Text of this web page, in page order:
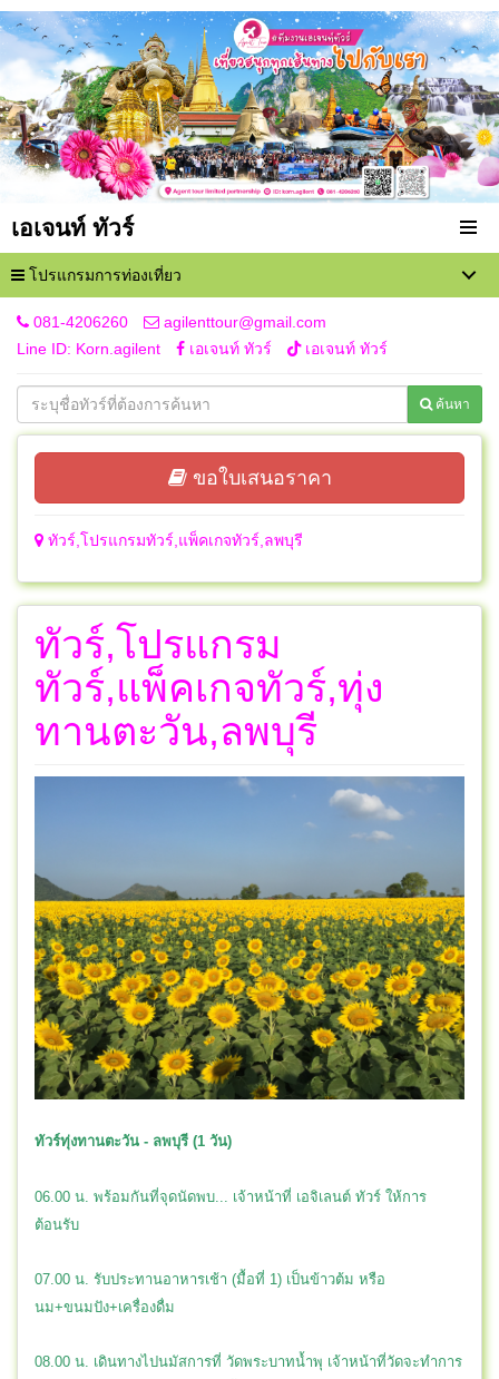
เอเจนท์ ทัวร์
โปรแกรมการท่องเที่ยว
081-4206260
agilenttour@gmail.com
Line ID: Korn.agilent
เอเจนท์ ทัวร์ เอเจนท์ ทัวร์
ค้นหา
ขอใบเสนอราคา
ทัวร์,โปรแกรมทัวร์,แพ็คเกจทัวร์,ลพบุรี
ทัวร์,โปรแกรม
ทัวร์,แพ็คเกจทัวร์,ทุ่ง
ทานตะวัน,ลพบุรี
ทัวร์ทุ่งทานตะวัน - ลพบุรี (1 วัน)
06.00 น. พร้อมกันที่จุดนัดพบ... เจ้าหน้าที่ เอจิเลนต์ ทัวร์ ให้การ
ต้อนรับ
07.00 น. รับประทานอาหารเช้า (มื้อที่ 1) เป็นข้าวต้ม หรือ
นม+ขนมปัง+เครื่องดื่ม
08.00 น. เดินทางไปนมัสการที่ วัดพระบาทน้ำพุ เจ้าหน้าที่วัดจะทำการ